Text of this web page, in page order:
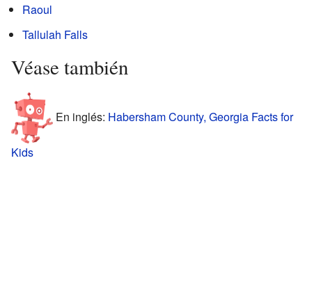
Raoul
Tallulah Falls
Véase también
En inglés: Habersham County, Georgia Facts for
Kids